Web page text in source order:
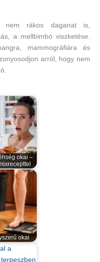
nem rákos daganat is,
a mellbimbó viszketése.
mammográfiára és
arról, hogy nem
okai –
okai